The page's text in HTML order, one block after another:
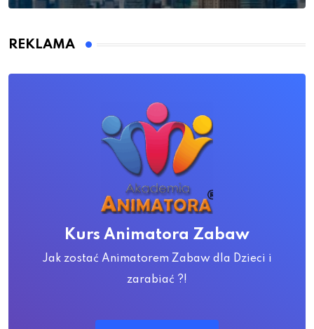
REKLAMA
Kurs Animatora Zabaw
Jak zostać Animatorem Zabaw dla Dzieci i
zarabiać ?!